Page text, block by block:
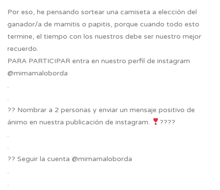
Por eso, he pensando sortear una camiseta a elección del
ganador/a de mamitis o papitis, porque cuando todo esto
termine, el tiempo con los nuestros debe ser nuestro mejor
recuerdo.
PARA PARTICIPAR entra en nuestro perfil de instagram
@mimamaloborda
.
.
?? Nombrar a 2 personas y enviar un mensaje positivo de
ánimo en nuestra publicación de instagram.
????
.
.
?? Seguir la cuenta @mimamaloborda
.
.